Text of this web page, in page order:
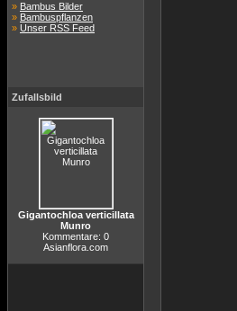
» Bambus Bilder
» Bambuspflanzen
» Unser RSS Feed
Zufallsbild
Gigantochloa verticillata
Munro
Kommentare: 0
Asianflora.com